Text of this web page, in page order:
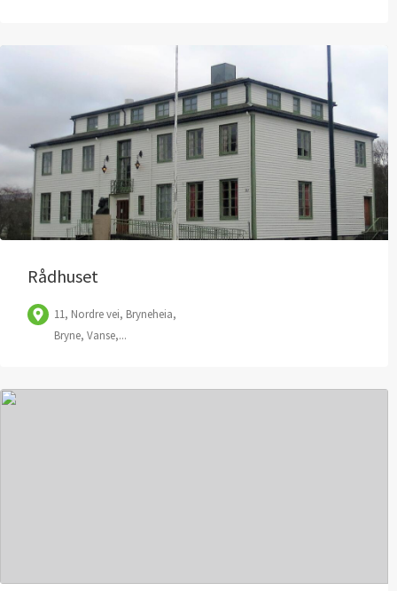
Rådhuset
11, Nordre vei, Bryneheia,
Bryne, Vanse,...